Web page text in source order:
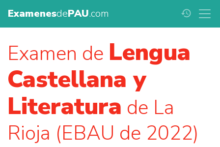
ExamenesdePAU.com history
Examen de Lengua
Castellana y
Literatura de La
Rioja (EBAU de 2022)